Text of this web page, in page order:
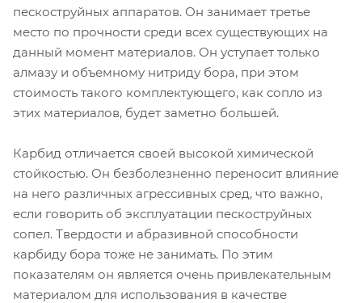
пескоструйных аппаратов. Он занимает третье
место по прочности среди всех существующих на
данный момент материалов. Он уступает только
алмазу и объемному нитриду бора, при этом
стоимость такого комплектующего, как сопло из
этих материалов, будет заметно большей.
Карбид отличается своей высокой химической
стойкостью. Он безболезненно переносит влияние
на него различных агрессивных сред, что важно,
если говорить об эксплуатации пескоструйных
сопел. Твердости и абразивной способности
карбиду бора тоже не занимать. По этим
показателям он является очень привлекательным
материалом для использования в качестве